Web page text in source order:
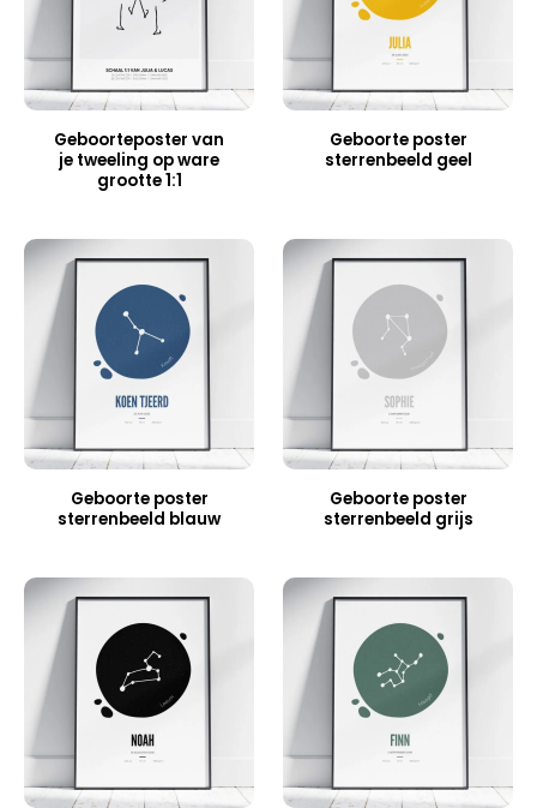
Geboorteposter van
je tweeling op ware
grootte 1:1
Geboorte poster
sterrenbeeld geel
Geboorte poster
sterrenbeeld blauw
Geboorte poster
sterrenbeeld grijs